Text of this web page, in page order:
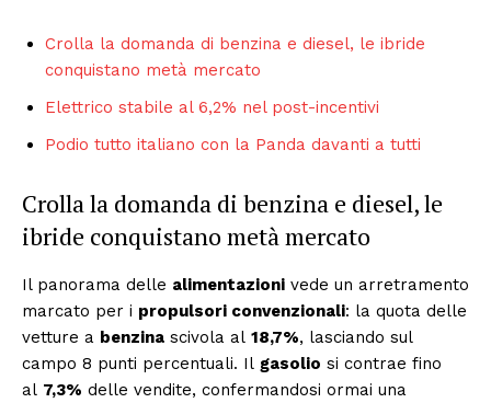
Crolla la domanda di benzina e diesel, le ibride
conquistano metà mercato
Elettrico stabile al 6,2% nel post-incentivi
Podio tutto italiano con la Panda davanti a tutti
Crolla la domanda di benzina e diesel, le
ibride conquistano metà mercato
Il panorama delle alimentazioni vede un arretramento
marcato per i propulsori convenzionali: la quota delle
vetture a benzina scivola al 18,7%, lasciando sul
campo 8 punti percentuali. Il gasolio si contrae fino
al 7,3% delle vendite, confermandosi ormai una